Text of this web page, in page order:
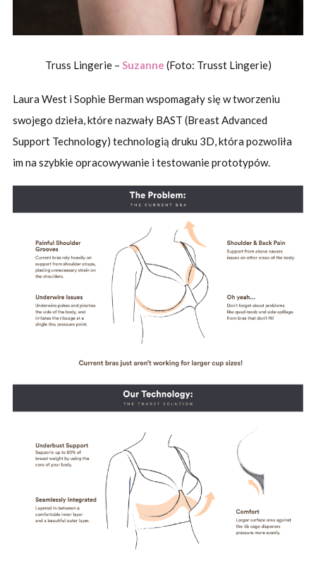
Truss Lingerie – Suzanne (Foto: Trusst Lingerie)
Laura West i Sophie Berman wspomagały się w tworzeniu
swojego dzieła, które nazwały BAST (Breast Advanced
Support Technology) technologią druku 3D, która pozwoliła
im na szybkie opracowywanie i testowanie prototypów.